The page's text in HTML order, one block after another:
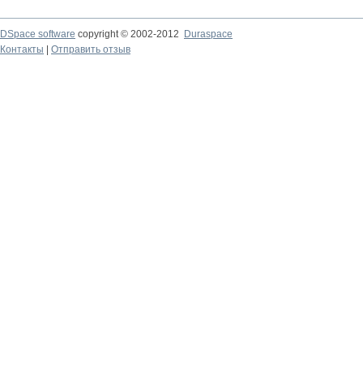
DSpace software copyright © 2002-2012
Duraspace
Контакты
Отправить отзыв